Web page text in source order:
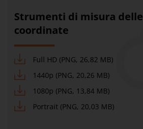
Strumenti di misura delle
coordinate
Full HD (PNG, 26,82 MB)
1440p (PNG, 20,26 MB)
1080p (PNG, 13,84 MB)
Portrait (PNG, 20,03 MB)